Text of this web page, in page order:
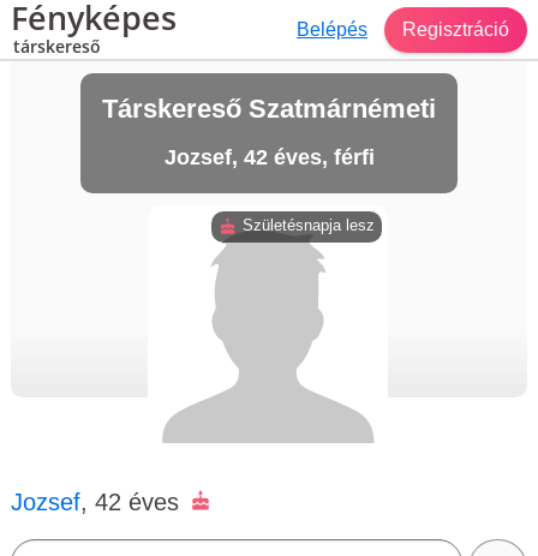
Fényképes
társkereső
Belépés Regisztráció
Társkereső Szatmárnémeti
Jozsef, 42 éves, férfi
Jozsef, 42 éves
Születésnapja lesz